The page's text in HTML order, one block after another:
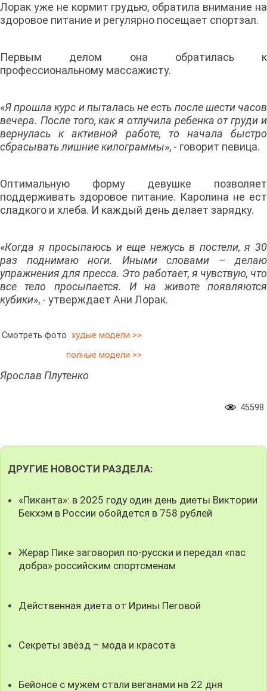
Лорак уже не кормит грудью, обратила внимание на
здоровое питание и регулярно посещает спортзал.
Первым делом она обратилась к
профессиональному массажисту.
«Я прошла курс и пыталась не есть после шести часов
вечера. После того, как я отлучила ребенка от груди и
вернулась к активной работе, то начала быстро
сбрасывать лишние килограммы», - говорит певица.
Оптимальную форму девушке позволяет
поддерживать здоровое питание. Каролина не ест
сладкого и хлеба. И каждый день делает зарядку.
«Когда я просыпаюсь и еще нежусь в постели, я 30
раз поднимаю ноги. Иными словами – делаю
упражнения для пресса. Это работает, я чувствую, что
все тело просыпается. И на животе появляются
кубики», - утверждает Ани Лорак.
Смотреть фото худые модели >>
полные модели >>
Ярослав Плутенко
45598
ДРУГИЕ НОВОСТИ РАЗДЕЛА:
«Пиканта»: в 2025 году один день диеты Виктории
Бекхэм в России обойдется в 758 рублей
Жерар Пике заговорил по-русски и передал «пас
добра» российским спортсменам
Действенная диета от Ирины Пеговой
Секреты звёзд – мода и красота
Бейонсе с мужем стали веганами на 22 дня